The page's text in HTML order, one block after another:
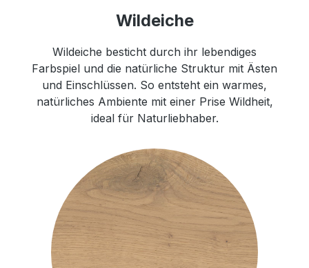
Wildeiche
Wildeiche besticht durch ihr lebendiges
Farbspiel und die natürliche Struktur mit Ästen
und Einschlüssen. So entsteht ein warmes,
natürliches Ambiente mit einer Prise Wildheit,
ideal für Naturliebhaber.